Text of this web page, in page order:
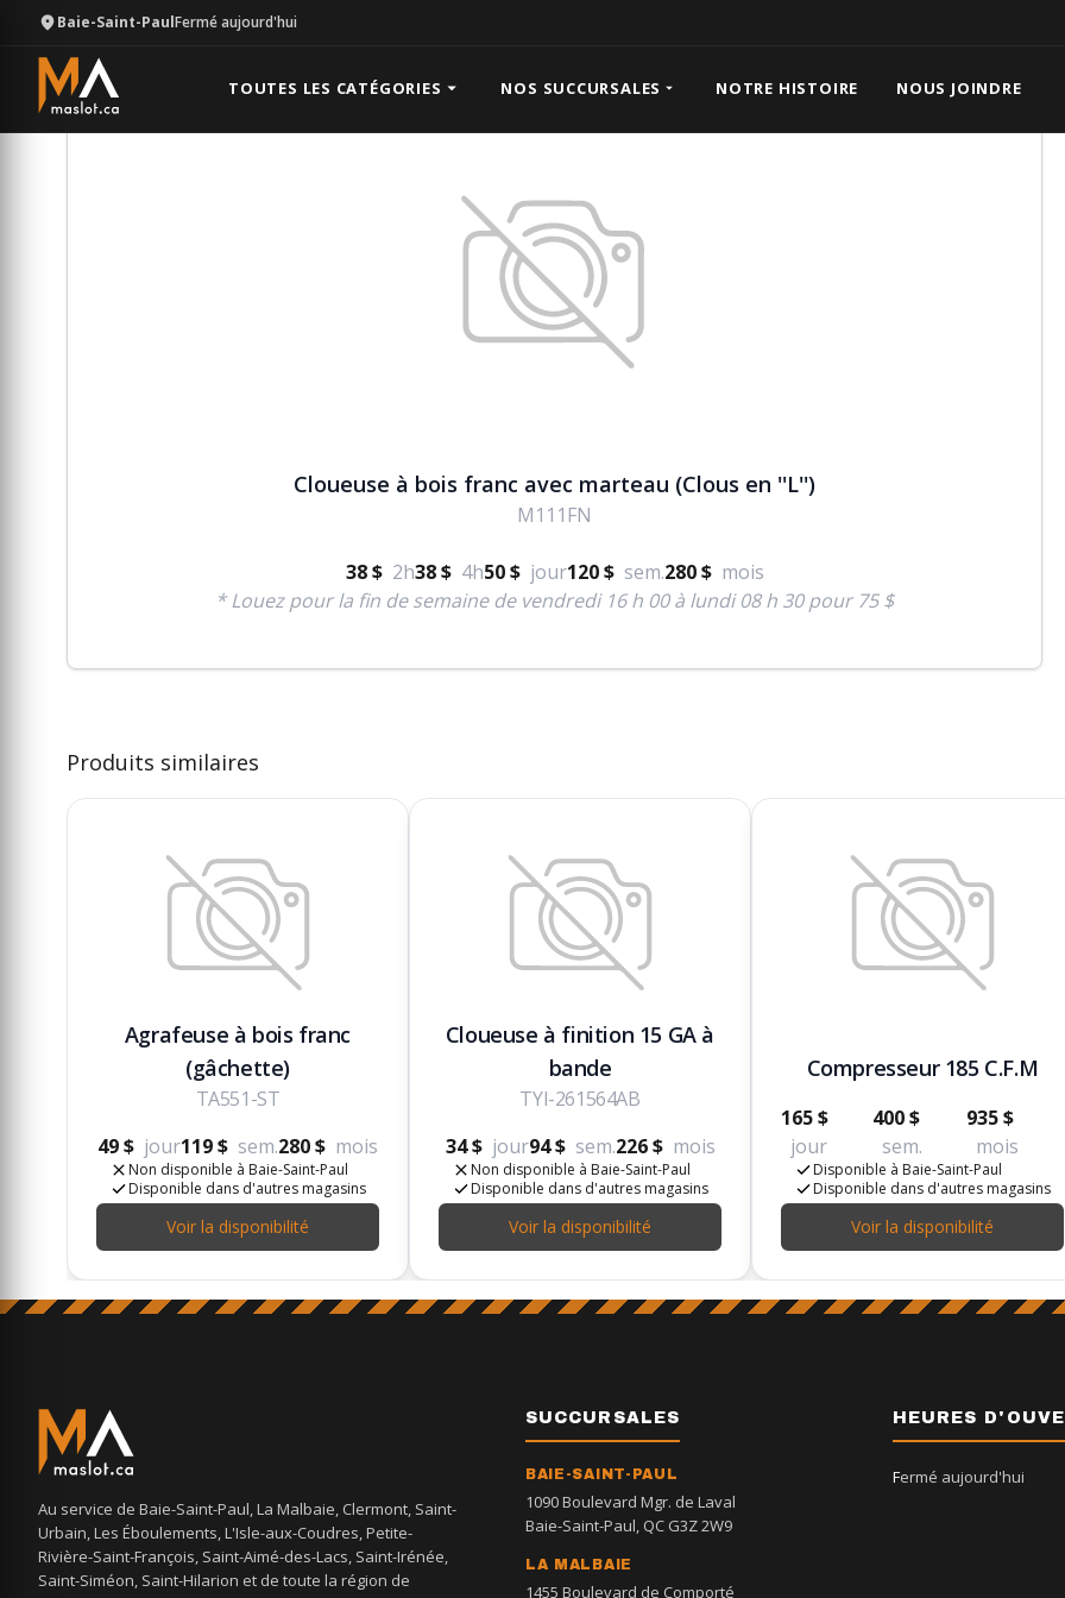
Baie-Saint-PaulFermé aujourd'hui
TOUTES LES CATÉGORIES NOS SUCCURSALES NOTRE HISTOIRE NOUS JOINDRE
Équipement Pneumatique (air)
Cloueuse à bois franc avec marteau (Clous en ''L'')
M111FN
38 $ 2h38 $ 4h50 $ jour120 $ sem.280 $ mois
* Louez pour la fin de semaine de vendredi 16 h 00 à lundi 08 h 30 pour 75 $
Produits similaires
Agrafeuse à bois franc
(gâchette)
TA551-ST
49 $ jour119 $ sem.280 $ mois
Non disponible à Baie-Saint-Paul
Disponible dans d'autres magasins
Voir la disponibilité
Cloueuse à finition 15 GA à
bande
TYI-261564AB
34 $ jour94 $ sem.226 $ mois
Non disponible à Baie-Saint-Paul
Disponible dans d'autres magasins
Voir la disponibilité
Compresseur 185 C.F.M
165 $
jour
400 $
sem.
935 $
mois
Disponible à Baie-Saint-Paul
Disponible dans d'autres magasins
Voir la disponibilité
Au service de Baie-Saint-Paul, La Malbaie, Clermont, Saint-
Urbain, Les Éboulements, L'Isle-aux-Coudres, Petite-
Rivière-Saint-François, Saint-Aimé-des-Lacs, Saint-Irénée,
Saint-Siméon, Saint-Hilarion et de toute la région de
SUCCURSALES
BAIE-SAINT-PAUL
1090 Boulevard Mgr. de Laval
Baie-Saint-Paul, QC G3Z 2W9
LA MALBAIE
1455 Boulevard de Comporté
HEURES
Fermé aujourd'hui